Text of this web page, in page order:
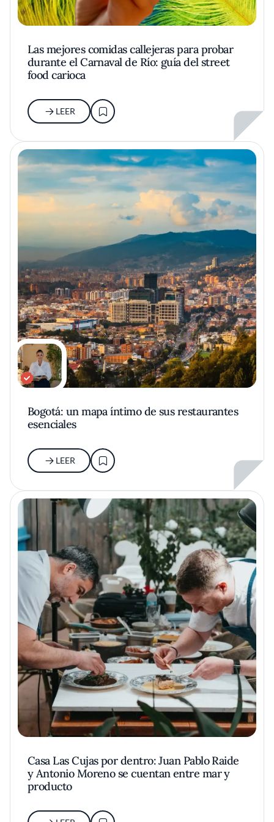
Las mejores comidas callejeras para probar
durante el Carnaval de Río: guía del street
food carioca
LEER
Bogotá: un mapa íntimo de sus restaurantes
esenciales
LEER
Casa Las Cujas por dentro: Juan Pablo Raide
y Antonio Moreno se cuentan entre mar y
producto